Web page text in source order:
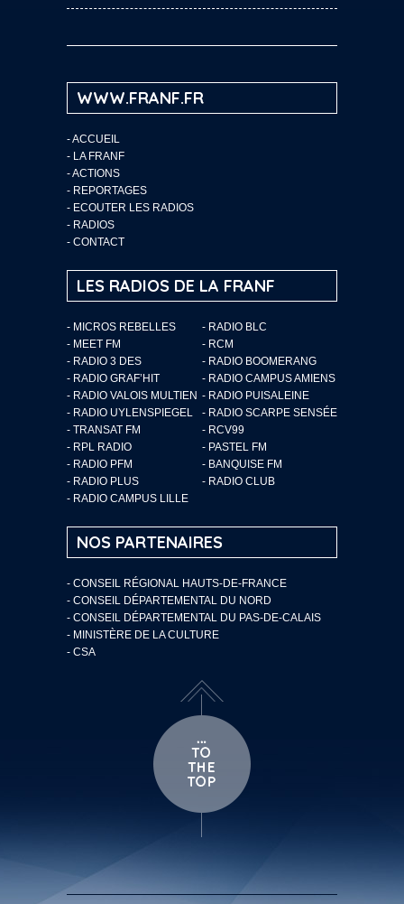
WWW.FRANF.FR
-ACCUEIL
- LA FRANF
-ACTIONS
- REPORTAGES
- ECOUTER LES RADIOS
- RADIOS
- CONTACT
LES RADIOS DE LA FRANF
- MICROS REBELLES
- RADIO BLC
- MEET FM
- RCM
- RADIO 3 DES
- RADIO BOOMERANG
- RADIO GRAF’HIT
- RADIO CAMPUS AMIENS
- RADIO VALOIS MULTIEN - RADIO PUISALEINE
- RADIO UYLENSPIEGEL
- RADIO SCARPE SENSÉE
- TRANSAT FM
- RCV99
- RPL RADIO
- PASTEL FM
- RADIO PFM
- BANQUISE FM
- RADIO PLUS
- RADIO CLUB
- RADIO CAMPUS LILLE
NOS PARTENAIRES
- CONSEIL RÉGIONAL HAUTS-DE-FRANCE
- CONSEIL DÉPARTEMENTAL DU NORD
- CONSEIL DÉPARTEMENTAL DU PAS-DE-CALAIS
- MINISTÈRE DE LA CULTURE
- CSA